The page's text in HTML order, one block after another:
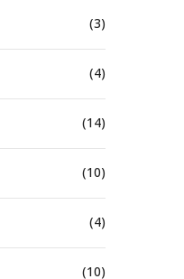
(3)
(4)
(14)
(10)
(4)
(10)